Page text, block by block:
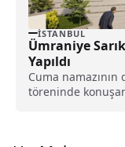
İSTANBUL
Ümraniye
Yapıldı
Cuma namazının
töreninde